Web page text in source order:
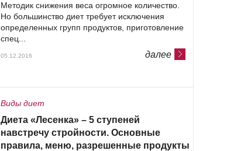
Методик снижения веса огромное количество.
Но большинство диет требует исключения
определенных групп продуктов, приготовление
спец...
далее
05.12.2016
Виды диет
Диета «Лесенка» – 5 ступеней
навстречу стройности. Основные
правила, меню, разрешенные продукты